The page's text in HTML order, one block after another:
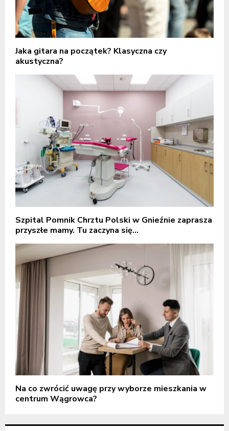
Jaka gitara na początek? Klasyczna czy
akustyczna?
Szpital Pomnik Chrztu Polski w Gnieźnie zaprasza
przyszłe mamy. Tu zaczyna się...
Na co zwrócić uwagę przy wyborze mieszkania w
centrum Wągrowca?